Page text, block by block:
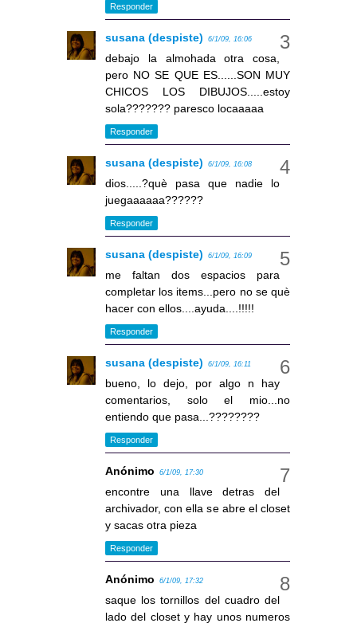
Responder
susana (despiste) 6/1/09, 16:06
debajo la almohada otra cosa,
pero NO SE QUE ES......SON MUY
CHICOS LOS DIBUJOS.....estoy
sola??????? paresco locaaaaa
Responder
susana (despiste) 6/1/09, 16:08
dios.....?què pasa que nadie lo
juegaaaaaa??????
Responder
susana (despiste) 6/1/09, 16:09
me faltan dos espacios para
completar los items...pero no se què
hacer con ellos....ayuda....!!!!!
Responder
susana (despiste) 6/1/09, 16:11
bueno, lo dejo, por algo n hay
comentarios, solo el mio...no
entiendo que pasa...????????
Responder
Anónimo 6/1/09, 17:30
encontre una llave detras del
archivador, con ella se abre el closet
y sacas otra pieza
Responder
Anónimo 6/1/09, 17:32
saque los tornillos del cuadro del
lado del closet y hay unos numeros